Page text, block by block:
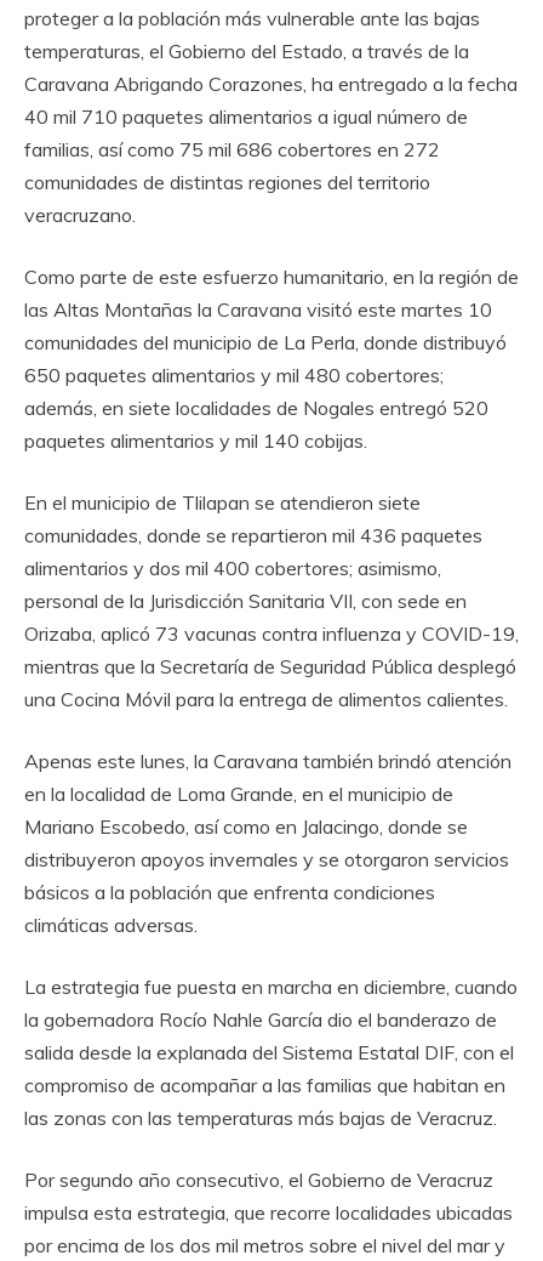
proteger a la población más vulnerable ante las bajas
temperaturas, el Gobierno del Estado, a través de la
Caravana Abrigando Corazones, ha entregado a la fecha
40 mil 710 paquetes alimentarios a igual número de
familias, así como 75 mil 686 cobertores en 272
comunidades de distintas regiones del territorio
veracruzano.
Como parte de este esfuerzo humanitario, en la región de
las Altas Montañas la Caravana visitó este martes 10
comunidades del municipio de La Perla, donde distribuyó
650 paquetes alimentarios y mil 480 cobertores;
además, en siete localidades de Nogales entregó 520
paquetes alimentarios y mil 140 cobijas.
En el municipio de Tlilapan se atendieron siete
comunidades, donde se repartieron mil 436 paquetes
alimentarios y dos mil 400 cobertores; asimismo,
personal de la Jurisdicción Sanitaria VII, con sede en
Orizaba, aplicó 73 vacunas contra influenza y COVID-19,
mientras que la Secretaría de Seguridad Pública desplegó
una Cocina Móvil para la entrega de alimentos calientes.
Apenas este lunes, la Caravana también brindó atención
en la localidad de Loma Grande, en el municipio de
Mariano Escobedo, así como en Jalacingo, donde se
distribuyeron apoyos invernales y se otorgaron servicios
básicos a la población que enfrenta condiciones
climáticas adversas.
La estrategia fue puesta en marcha en diciembre, cuando
la gobernadora Rocío Nahle García dio el banderazo de
salida desde la explanada del Sistema Estatal DIF, con el
compromiso de acompañar a las familias que habitan en
las zonas con las temperaturas más bajas de Veracruz.
Por segundo año consecutivo, el Gobierno de Veracruz
impulsa esta estrategia, que recorre localidades ubicadas
por encima de los dos mil metros sobre el nivel del mar y